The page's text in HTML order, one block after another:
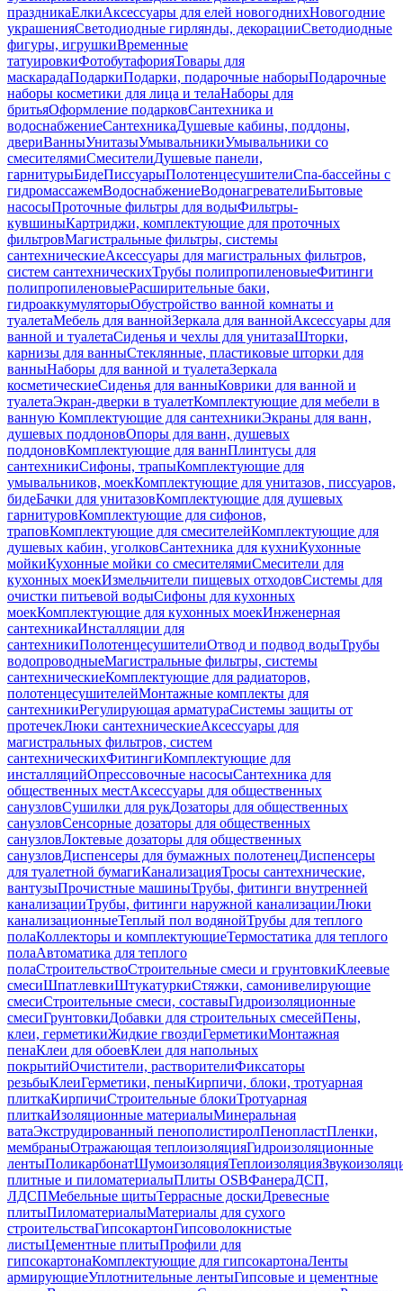
праздникаЕлкиАксессуары для елей новогоднихНовогодние
украшенияСветодиодные гирлянды, декорацииСветодиодные
фигуры, игрушкиВременные
татуировкиФотобутафорияТовары для
маскарадаПодаркиПодарки, подарочные наборыПодарочные
наборы косметики для лица и телаНаборы для
бритьяОформление подарковСантехника и
водоснабжениеСантехникаДушевые кабины, поддоны,
двериВанныУнитазыУмывальникиУмывальники со
смесителямиСмесителиДушевые панели,
гарнитурыБидеПиссуарыПолотенцесушителиСпа-бассейны с
гидромассажемВодоснабжениеВодонагревателиБытовые
насосыПроточные фильтры для водыФильтры-
кувшиныКартриджи, комплектующие для проточных
фильтровМагистральные фильтры, системы
сантехническиеАксессуары для магистральных фильтров,
систем сантехническихТрубы полипропиленовыеФитинги
полипропиленовыеРасширительные баки,
гидроаккумуляторыОбустройство ванной комнаты и
туалетаМебель для ваннойЗеркала для ваннойАксессуары для
ванной и туалетаСиденья и чехлы для унитазаШторки,
карнизы для ванныСтеклянные, пластиковые шторки для
ванныНаборы для ванной и туалетаЗеркала
косметическиеСиденья для ванныКоврики для ванной и
туалетаЭкран-дверки в туалетКомплектующие для мебели в
ванную Комплектующие для сантехникиЭкраны для ванн,
душевых поддоновОпоры для ванн, душевых
поддоновКомплектующие для ваннПлинтусы для
сантехникиСифоны, трапыКомплектующие для
умывальников, моекКомплектующие для унитазов, писсуаров,
бидеБачки для унитазовКомплектующие для душевых
гарнитуровКомплектующие для сифонов,
траповКомплектующие для смесителейКомплектующие для
душевых кабин, уголковСантехника для кухниКухонные
мойкиКухонные мойки со смесителямиСмесители для
кухонных моекИзмельчители пищевых отходовСистемы для
очистки питьевой водыСифоны для кухонных
моекКомплектующие для кухонных моекИнженерная
сантехникаИнсталляции для
сантехникиПолотенцесушителиОтвод и подвод водыТрубы
водопроводныеМагистральные фильтры, системы
сантехническиеКомплектующие для радиаторов,
полотенцесушителейМонтажные комплекты для
сантехникиРегулирующая арматураСистемы защиты от
протечекЛюки сантехническиеАксессуары для
магистральных фильтров, систем
сантехническихФитингиКомплектующие для
инсталляцийОпрессовочные насосыСантехника для
общественных местАксессуары для общественных
санузловСушилки для рукДозаторы для общественных
санузловСенсорные дозаторы для общественных
санузловЛоктевые дозаторы для общественных
санузловДиспенсеры для бумажных полотенецДиспенсеры
для туалетной бумагиКанализацияТросы сантехнические,
вантузыПрочистные машиныТрубы, фитинги внутренней
канализацииТрубы, фитинги наружной канализацииЛюки
канализационныеТеплый пол водянойТрубы для теплого
полаКоллекторы и комплектующиеТермостатика для теплого
полаАвтоматика для теплого
полаСтроительствоСтроительные смеси и грунтовкиКлеевые
смесиШпатлевкиШтукатуркиСтяжки, самонивелирующие
смесиСтроительные смеси, составыГидроизоляционные
смесиГрунтовкиДобавки для строительных смесейПены,
клеи, герметикиЖидкие гвоздиГерметикиМонтажная
пенаКлеи для обоевКлеи для напольных
покрытийОчистители, растворителиФиксаторы
резьбыКлеиГерметики, пеныКирпичи, блоки, тротуарная
плиткаКирпичиСтроительные блокиТротуарная
плиткаИзоляционные материалыМинеральная
ватаЭкструдированный пенополистиролПенопластПленки,
мембраныОтражающая теплоизоляцияГидроизоляционные
лентыПоликарбонатШумоизоляцияТеплоизоляция
плитные и пиломатериалыПлиты OSBФанераДСП,
ЛДСПМебельные щитыТеррасные доскиДревесные
плитыПиломатериалыМатериалы для сухого
строительстваГипсокартонГипсоволокнистые
листыЦементные плитыПрофили для
гипсокартонаКомплектующие для гипсокартонаЛенты
армирующиеУплотнительные лентыГипсовые и цементные